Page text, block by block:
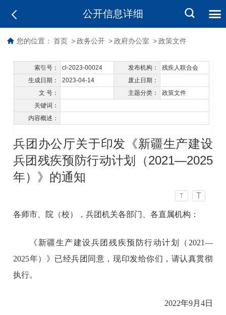
公开信息详细
您的位置： 首页 > 政务公开 > 政府办公室 > 政策文件
索引号： cl-2023-00024 发布机构：
残疾人联合会
生成日期：
2023-04-14
废止日期：
文 号：
主题分类：
政策文件
关键词：
内容概述：
兵团办公厅关于印发《新疆生产建设
兵团残疾预防行动计划（2021—2025
年）》的通知
T T
各师市、院（校），兵团机关各部门、各直属机构：
《新疆生产建设兵团残疾预防行动计划（2021—
2025年）》已经兵团同意，现印发给你们，请认真贯彻
执行。
2022年9月4日